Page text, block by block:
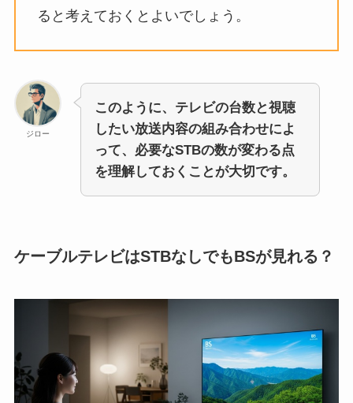
ると考えておくとよいでしょう。
ジロー
このように、テレビの台数と視聴
したい放送内容の組み合わせによ
って、必要なSTBの数が変わる点
を理解しておくことが大切です。
ケーブルテレビはSTBなしでもBSが見れる？